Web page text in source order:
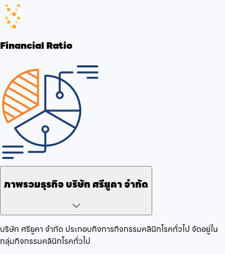
Financial Ratio
ภาพรวมธุรกิจบริษัท ศรียูคา จำกัด
บริษัท ศรียูคา จำกัด ประกอบกิจการกิจกรรมคลินิกโรคทั่วไป จัดอยู่ใน
กลุ่มกิจกรรมคลินิกโรคทั่วไป